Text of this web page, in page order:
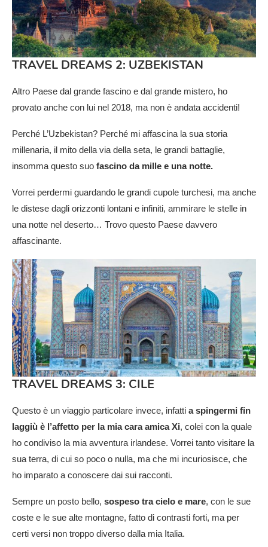
TRAVEL DREAMS 2: UZBEKISTAN
Altro Paese dal grande fascino e dal grande mistero, ho
provato anche con lui nel 2018, ma non è andata accidenti!
Perché L’Uzbekistan? Perché mi affascina la sua storia
millenaria, il mito della via della seta, le grandi battaglie,
insomma questo suo fascino da mille e una notte.
Vorrei perdermi guardando le grandi cupole turchesi, ma anche
le distese dagli orizzonti lontani e infiniti, ammirare le stelle in
una notte nel deserto… Trovo questo Paese davvero
affascinante.
TRAVEL DREAMS 3: CILE
Questo è un viaggio particolare invece, infatti a spingermi fin
laggiù è l’affetto per la mia cara amica Xi, colei con la quale
ho condiviso la mia avventura irlandese. Vorrei tanto visitare la
sua terra, di cui so poco o nulla, ma che mi incuriosisce, che
ho imparato a conoscere dai sui racconti.
Sempre un posto bello, sospeso tra cielo e mare, con le sue
coste e le sue alte montagne, fatto di contrasti forti, ma per
certi versi non troppo diverso dalla mia Italia.